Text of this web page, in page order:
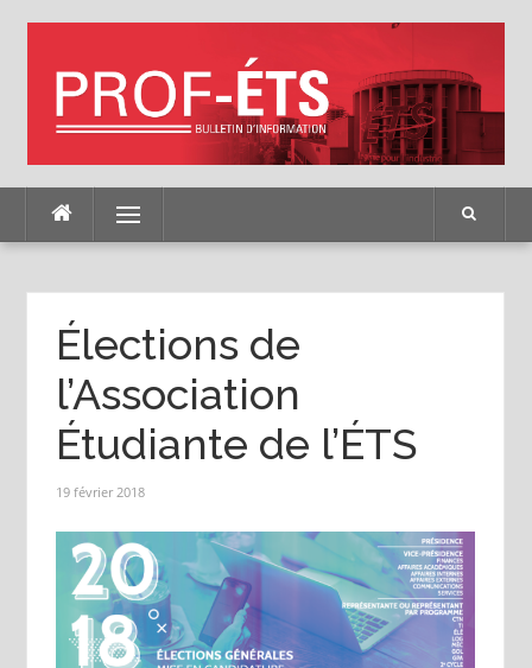
Menu
Élections de
l’Association
Étudiante de l’ÉTS
19 février 2018